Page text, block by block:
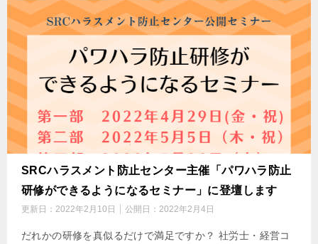
SRCハラスメント防止センター主催「パワハラ防止
研修ができるようになるセミナー」に登壇します
更新日： 2022年2月10日 公開日： 2022年2月4日
だれかの研修を真似るだけで満足ですか？ 社労士・経営コ